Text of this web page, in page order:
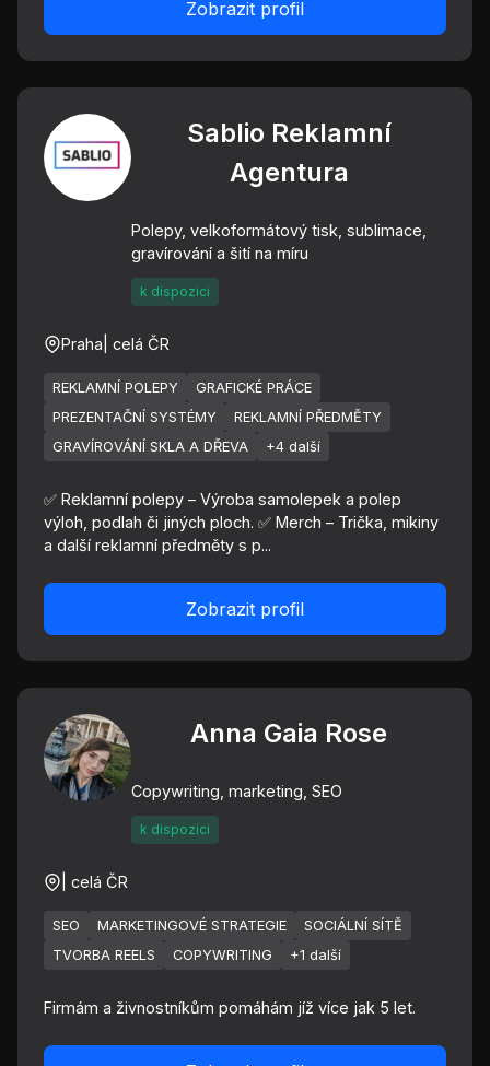
Zobrazit profil
Sablio Reklamní
Agentura
Polepy, velkoformátový tisk, sublimace,
gravírování a šití na míru
k dispozici
Praha | celá ČR
REKLAMNÍ POLEPY
GRAFICKÉ PRÁCE
PREZENTAČNÍ SYSTÉMY
REKLAMNÍ PŘEDMĚTY
GRAVÍROVÁNÍ SKLA A DŘEVA
+4 další
✅ Reklamní polepy – Výroba samolepek a polep
výloh, podlah či jiných ploch. ✅ Merch – Trička, mikiny
a další reklamní předměty s p...
Zobrazit profil
Anna Gaia Rose
Copywriting, marketing, SEO
k dispozici
| celá ČR
SEO MARKETINGOVÉ STRATEGIE
SOCIÁLNÍ SÍTĚ
TVORBA REELS
COPYWRITING +1 další
Firmám a živnostníkům pomáhám jíž více jak 5 let.